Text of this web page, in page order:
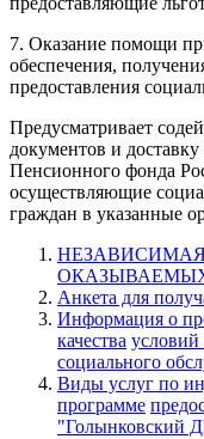
7. Оказание помощи
обеспечения,
предоставления
Предусматривает
документов и
Пенсионного фонда
осуществляющие
граждан в указанные
Анкета для
Информация о
качества условий
социального
Виды услуг по
программе
"Голынковский